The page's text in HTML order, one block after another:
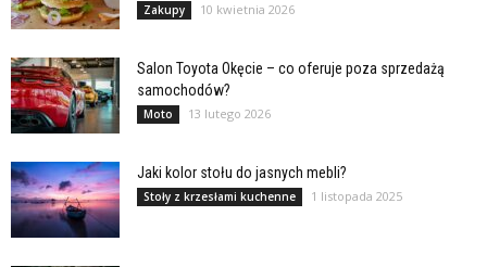
Zakupy 10 kwietnia 2026
Salon Toyota Okęcie – co oferuje poza sprzedażą
samochodów?
Moto 13 lutego 2026
Jaki kolor stołu do jasnych mebli?
Stoły z krzesłami kuchenne 1 listopada 2025